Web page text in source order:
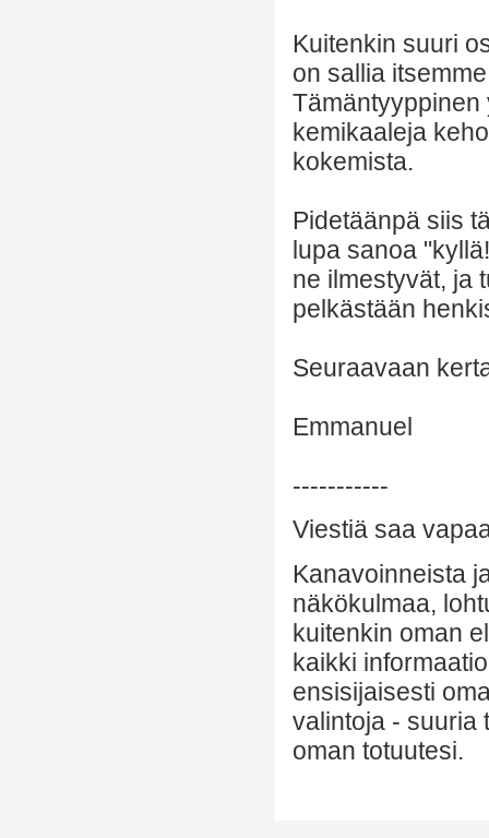
Kuitenkin suuri
on sallia
kemikaaleja
kokemista.
Pidetäänpä siis
lupa sanoa
ne ilmestyvät, ja
pelkästään
Seuraavaan
Emmanuel
-----------
Viestiä saa
Kanavoinneista
näkökulmaa,
kuitenkin oman
kaikki
ensisijaisesti
valintoja - suuria
oman totuutesi.